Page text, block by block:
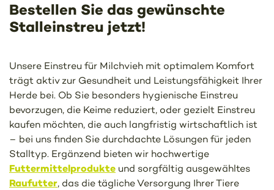
Bestellen Sie das gewünschte
Stalleinstreu jetzt!
Unsere Einstreu für Milchvieh mit optimalem Komfort
trägt aktiv zur Gesundheit und Leistungsfähigkeit Ihrer
Herde bei. Ob Sie besonders hygienische Einstreu
bevorzugen, die Keime reduziert, oder gezielt Einstreu
kaufen möchten, die auch langfristig wirtschaftlich ist
– bei uns finden Sie durchdachte Lösungen für jeden
Stalltyp. Ergänzend bieten wir hochwertige
Futtermittelprodukte und sorgfältig ausgewähltes
Raufutter, das die tägliche Versorgung Ihrer Tiere